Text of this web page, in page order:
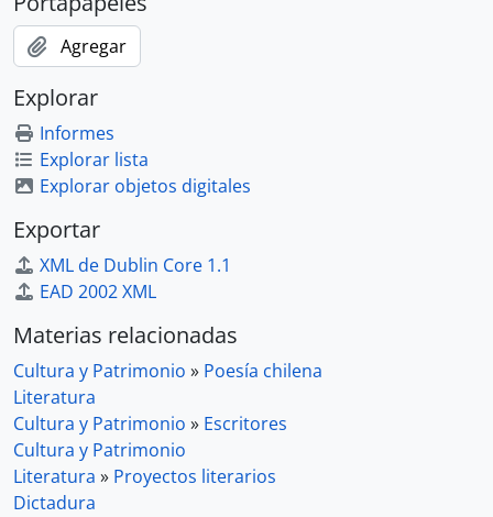
Agregar
Explorar
Informes
Explorar lista
Explorar objetos digitales
Exportar
XML de Dublin Core 1.1
EAD 2002 XML
Materias relacionadas
Cultura y Patrimonio » Poesía chilena
Literatura
Cultura y Patrimonio » Escritores
Cultura y Patrimonio
Literatura » Proyectos literarios
Dictadura